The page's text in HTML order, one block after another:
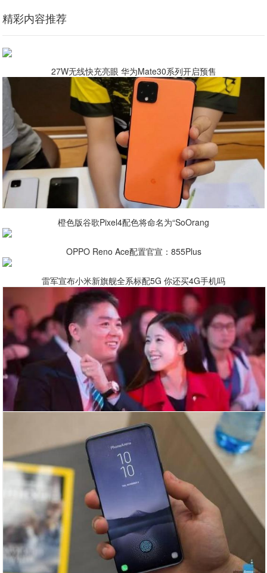
精彩内容推荐
27W无线快充亮眼 华为Mate30系列开启预售
橙色版谷歌Pixel4配色将命名为“SoOrang
OPPO Reno Ace配置官宣：855Plus
雷军宣布小米新旗舰全系标配5G 你还买4G手机吗